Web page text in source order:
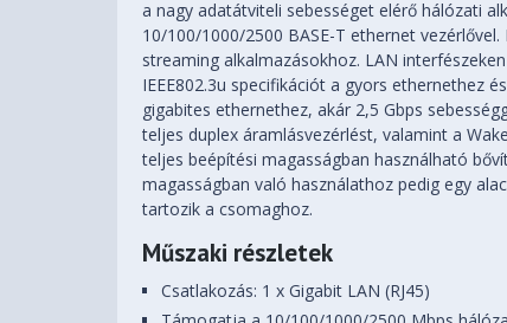
a nagy adatátviteli sebességet elérő hálózati
10/100/1000/2500 BASE-T ethernet
streaming alkalmazásokhoz. LAN
IEEE802.3u specifikációt a gyors ethernethez
gigabites ethernethez, akár 2,5 Gbps
teljes duplex áramlásvezérlést, valamint a
teljes beépítési magasságban használható
magasságban való használathoz pedig egy
tartozik a csomaghoz.
Műszaki részletek
Csatlakozás: 1 x Gigabit LAN (RJ45)